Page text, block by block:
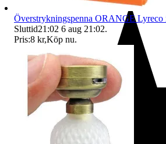
Överstrykningspenna ORANGE Lyreco
Sluttid21:02 6 aug 21:02.
Pris:8 kr,Köp nu.